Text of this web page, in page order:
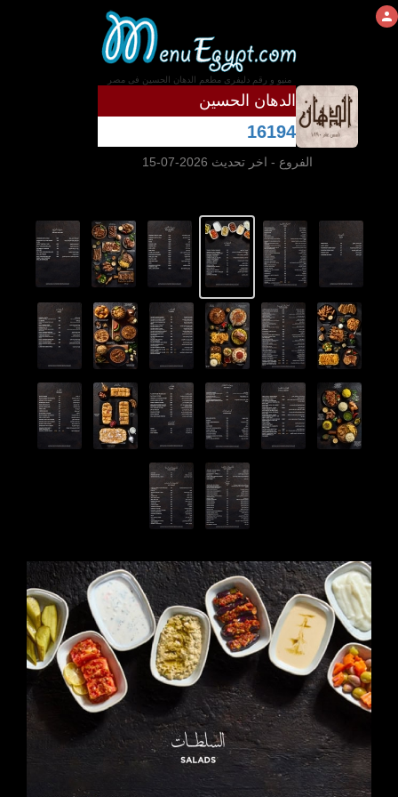
منيو و رقم دليفرى مطعم الدهان الحسين فى مصر
الدهان الحسين
16194
الفروع - اخر تحديث 2026-07-15